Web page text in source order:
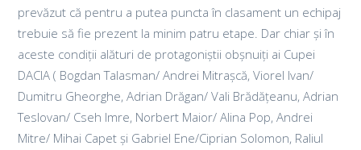
prevăzut că pentru a putea puncta în clasament un echipaj
trebuie să fie prezent la minim patru etape. Dar chiar și în
aceste condiții alături de protagoniștii obșnuiți ai Cupei
DACIA ( Bogdan Talasman/ Andrei Mitrașcă, Viorel Ivan/
Dumitru Gheorghe, Adrian Drăgan/ Vali Brădățeanu, Adrian
Teslovan/ Cseh Imre, Norbert Maior/ Alina Pop, Andrei
Mitre/ Mihai Capet și Gabriel Ene/Ciprian Solomon, Raliul